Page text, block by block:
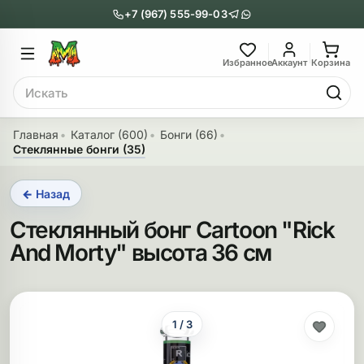
+7 (967) 555-99-03
ИзбранноеАккаунт Корзина
Поиск
Главное меню
Бонги
бонги
с перколятором
бонги
Главное
Трубки
Металлические
Стеклянные
Выпариватели
Главная Каталог (600)
Бонги (66)
Стеклянные бонги (35)
← Назад
Стеклянный бонг Cartoon "Rick
And Morty" высота 36 см
1 / 3